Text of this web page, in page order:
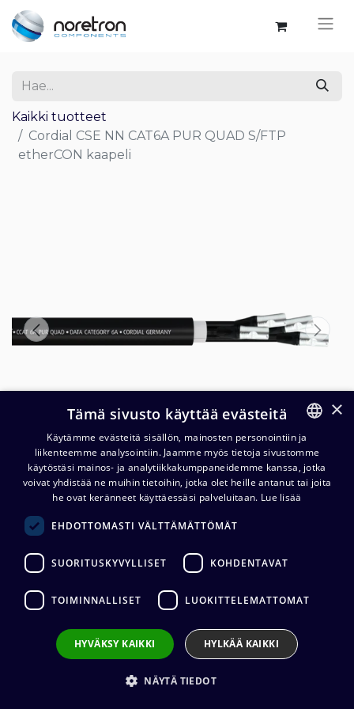
Kaikki tuotteet
Cordial CSE NN CAT6A PUR QUAD S/FTP
etherCON kaapeli
Cordial CSE NN CAT6A PUR
QUAD S/FTP etherCON kaapeli
592,90
Kaapelin valmistaja: Cordial
Liittimen valmistaja:Neutrik
Ulkovaipan materiaali:PUR
FINNISH
ENGLISH
×
Tämä sivusto käyttää evästeitä
Käytämme evästeitä sisällön, mainosten personointiin ja
liikenteemme analysointiin. Jaamme myös tietoja sivustomme
käytöstäsi mainos- ja analytiikkakumppaneidemme kanssa, jotka
voivat yhdistää ne muihin tietoihin, jotka olet heille antanut tai joita
he ovat keränneet käyttäessäsi palveluitaan. Lue lisää
EHDOTTOMASTI VÄLTTÄMÄTTÖMÄT
SUORITUSKYVYLLISET KOHDENTAVAT
TOIMINNALLISET LUOKITTELEMATTOMAT
HYVÄKSY KAIKKI HYLKÄÄ KAIKKI
NÄYTÄ TIEDOT